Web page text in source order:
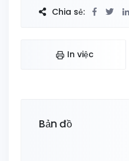
Chia sẻ:
In việc
Bản đồ